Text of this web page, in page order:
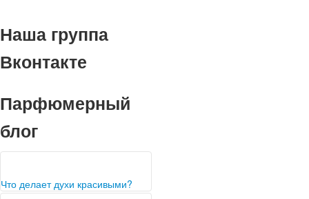
Наша группа
Вконтакте
Парфюмерный
блог
Что делает духи красивыми?